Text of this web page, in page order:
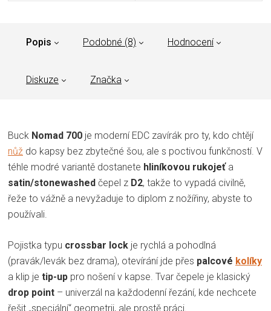
Popis Podobné (8) Hodnocení
Diskuze Značka
Buck Nomad 700 je moderní EDC zavírák pro ty, kdo chtějí
nůž do kapsy bez zbytečné šou, ale s poctivou funkčností. V
téhle modré variantě dostanete hliníkovou rukojeťa
satin/stonewashed čepel z D2, takže to vypadá civilně,
řeže to vážně a nevyžaduje to diplom z nožířiny, abyste to
používali.
Pojistka typu crossbar lock je rychlá a pohodlná
(pravák/levák bez drama), otevírání jde přes palcové kolíky
a klip je tip-up pro nošení v kapse. Tvar čepele je klasický
drop point – univerzál na každodenní řezání, kde nechcete
řešit „speciální“ geometrii, ale prostě práci.